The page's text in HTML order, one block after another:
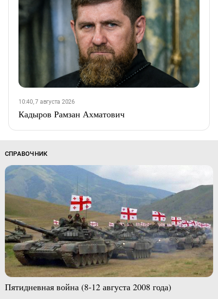
10:40, 7 августа 2026
Кадыров Рамзан Ахматович
СПРАВОЧНИК
Пятидневная война (8-12 августа 2008 года)